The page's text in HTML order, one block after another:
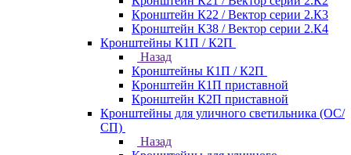
Кронштейн К22 / Вектор серии 2.К3
Кронштейн К38 / Вектор серии 2.К4
Кронштейны К1П / К2П
Назад
Кронштейны К1П / К2П
Кронштейн К1П приставной
Кронштейн К2П приставной
Кронштейны для уличного светильника (ОС/
СП)
Назад